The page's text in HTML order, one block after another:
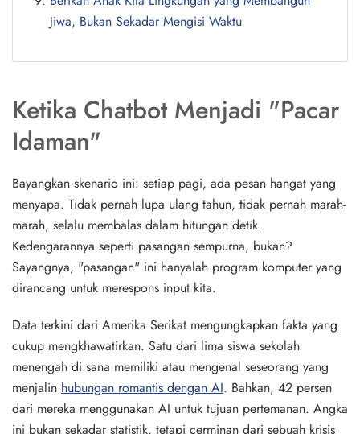
Jiwa, Bukan Sekadar Mengisi Waktu
Ketika Chatbot Menjadi "Pacar
Idaman"
Bayangkan skenario ini: setiap pagi, ada pesan hangat yang
menyapa. Tidak pernah lupa ulang tahun, tidak pernah marah-
marah, selalu membalas dalam hitungan detik.
Kedengarannya seperti pasangan sempurna, bukan?
Sayangnya, "pasangan" ini hanyalah program komputer yang
dirancang untuk merespons input kita.
Data terkini dari Amerika Serikat mengungkapkan fakta yang
cukup mengkhawatirkan. Satu dari lima siswa sekolah
menengah di sana memiliki atau mengenal seseorang yang
menjalin hubungan romantis dengan AI. Bahkan, 42 persen
dari mereka menggunakan AI untuk tujuan pertemanan. Angka
ini bukan sekadar statistik, tetapi cerminan dari sebuah krisis